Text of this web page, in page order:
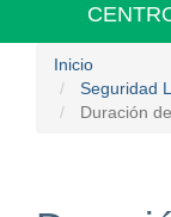
Inicio
Seguridad
Duración